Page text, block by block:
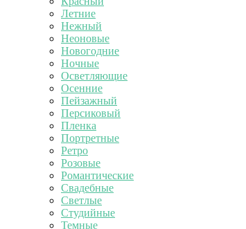
Летние
Нежный
Неоновые
Новогодние
Ночные
Осветляющие
Осенние
Пейзажный
Персиковый
Пленка
Портретные
Ретро
Розовые
Романтические
Свадебные
Светлые
Студийные
Темные